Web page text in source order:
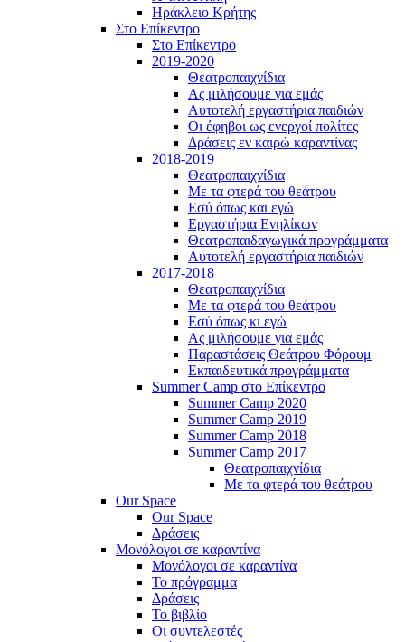
Ηράκλειο Κρήτης
Στο Επίκεντρο
Στο Επίκεντρο
2019-2020
Θεατροπαιχνίδια
Ας μιλήσουμε για εμάς
Αυτοτελή εργαστήρια παιδιών
Οι έφηβοι ως ενεργοί πολίτες
Δράσεις εν καιρώ καραντίνας
2018-2019
Θεατροπαιχνίδια
Με τα φτερά του θεάτρου
Εσύ όπως και εγώ
Εργαστήρια Ενηλίκων
Θεατροπαιδαγωγικά προγράμματα
Αυτοτελή εργαστήρια παιδιών
2017-2018
Θεατροπαιχνίδια
Με τα φτερά του θεάτρου
Εσύ όπως κι εγώ
Ας μιλήσουμε για εμάς
Παραστάσεις Θεάτρου Φόρουμ
Εκπαιδευτικά προγράμματα
Summer Camp στο Επίκεντρο
Summer Camp 2020
Summer Camp 2019
Summer Camp 2018
Summer Camp 2017
Θεατροπαιχνίδια
Με τα φτερά του θεάτρου
Our Space
Our Space
Δράσεις
Μονόλογοι σε καραντίνα
Μονόλογοι σε καραντίνα
Το πρόγραμμα
Δράσεις
Το βιβλίο
Οι συντελεστές